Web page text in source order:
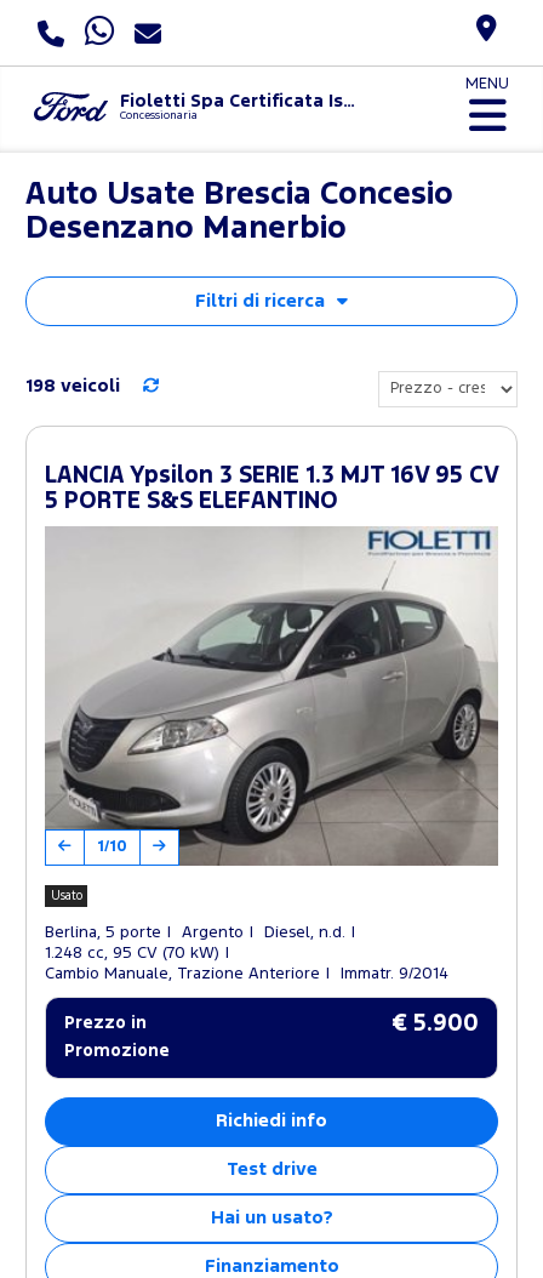
Fioletti Spa Certificata Iso 9001:2015 E Uni Pdr 125:2022
Concessionaria
MENU
Auto Usate Brescia Concesio
Desenzano Manerbio
Filtri di ricerca
198 veicoli
LANCIA Ypsilon 3 SERIE 1.3 MJT 16V 95 CV
5 PORTE S&S ELEFANTINO
1/10
Usato
Berlina, 5 porte Argento
Diesel, n.d.
1.248 cc, 95 CV (70 kW)
Cambio Manuale, Trazione Anteriore
Immatr. 9/2014
Prezzo in
Promozione
€ 5.900
Richiedi info
Test drive
Hai un usato?
Finanziamento